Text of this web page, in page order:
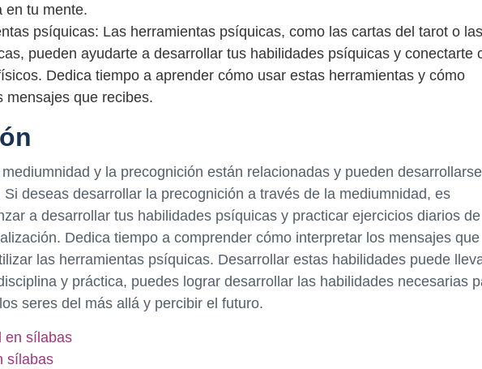
en tu mente.
psíquicas: Las herramientas psíquicas, como las cartas del tarot o las
pueden ayudarte a desarrollar tus habilidades psíquicas y conectarte
Dedica tiempo a aprender cómo usar estas herramientas y cómo
mensajes que recibes.
y la precognición están relacionadas y pueden
Si deseas desarrollar la precognición a través de la mediumnidad, es
a desarrollar tus habilidades psíquicas y practicar ejercicios diarios de
Dedica tiempo a comprender cómo interpretar los mensajes que
las herramientas psíquicas. Desarrollar estas habilidades puede
y práctica, puedes lograr desarrollar las habilidades necesarias
seres del más allá y percibir el futuro.
en sílabas
sílabas